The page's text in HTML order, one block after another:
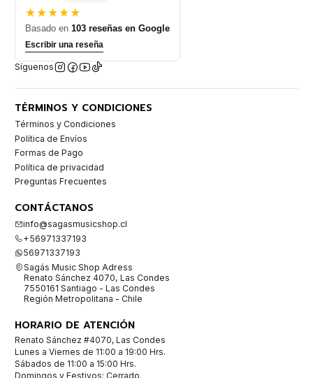
★★★★★
Basado en 103 reseñas en Google
Escribir una reseña
Síguenos
TÉRMINOS Y CONDICIONES
Términos y Condiciones
Política de Envíos
Formas de Pago
Política de privacidad
Preguntas Frecuentes
CONTÁCTANOS
info@sagasmusicshop.cl
+56971337193
56971337193
Sagás Music Shop Adress
Renato Sánchez 4070, Las Condes
7550161 Santiago - Las Condes
Región Metropolitana - Chile
HORARIO DE ATENCIÓN
Renato Sánchez #4070, Las Condes
Lunes a Viernes de 11:00 a 19:00 Hrs.
Sábados de 11:00 a 15:00 Hrs.
Domingos y Festivos: Cerrado.